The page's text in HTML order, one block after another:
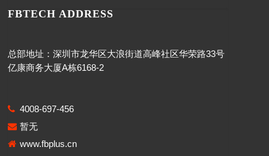
FBTECH ADDRESS
总部地址：深圳市龙华区大浪街道高峰社区华荣路33号
亿康商务大厦A栋6168-2
4008-697-456
暂无
www.fbplus.cn